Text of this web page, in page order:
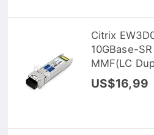
Citrix
10GBase-
MMF(LC
Transceiver
US$16,99